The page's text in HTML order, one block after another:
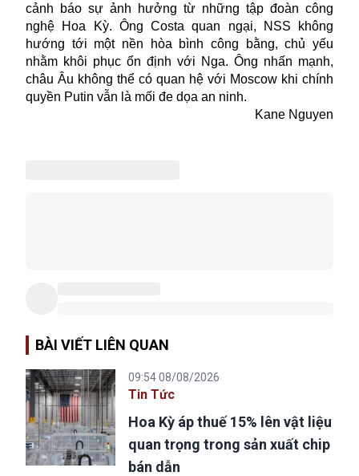
cảnh báo sự ảnh hưởng từ những tập đoàn công
nghệ Hoa Kỳ. Ông Costa quan ngại, NSS không
hướng tới một nền hòa bình công bằng, chủ yếu
nhằm khôi phục ổn định với Nga. Ông nhấn mạnh,
châu Âu không thể có quan hệ với Moscow khi chính
quyền Putin vẫn là mối đe dọa an ninh.
Kane Nguyen
BÀI VIẾT LIÊN QUAN
09:54 08/08/2026
Tin Tức
Hoa Kỳ áp thuế 15% lên vật liệu
quan trọng trong sản xuất chip
bán dẫn